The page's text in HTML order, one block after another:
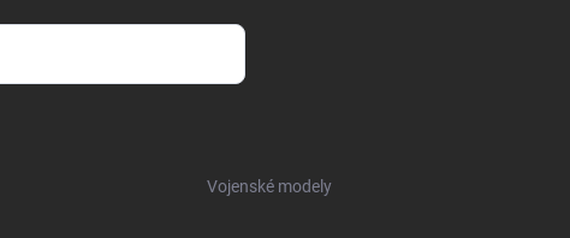
Vojenské modely